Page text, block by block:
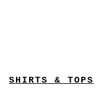
SHIRTS & TOPS